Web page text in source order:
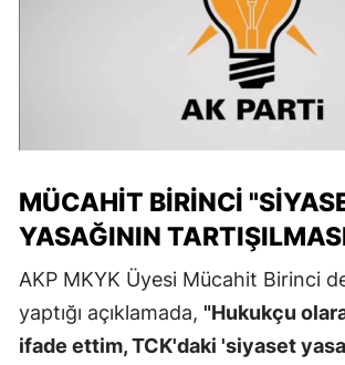
MÜCAHIT BIRINCI
YASAĞININ
AKP MKYK Üyesi Mücahit Birinci
yaptığı açıklamada, "Hukukçu
ifade ettim, TCK'daki 'siyaset